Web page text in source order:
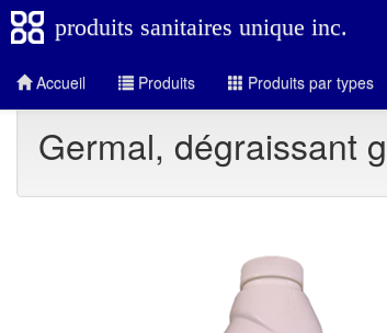
produits sanitaires unique inc.
Accueil Produits Produits par types
Germal, dégraissant